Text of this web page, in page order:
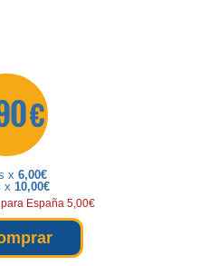
€
x 6,00€
x 10,00€
España 5,00€